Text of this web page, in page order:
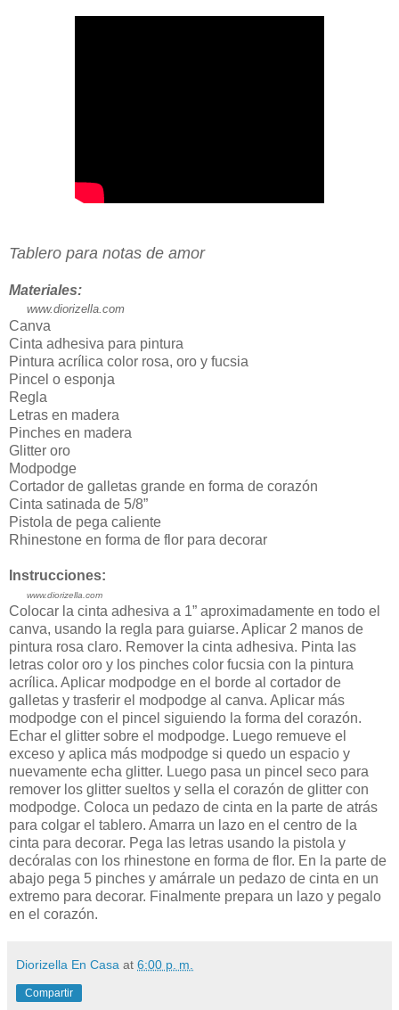
Tablero para notas de amor
Materiales:
www.diorizella.com
Canva
Cinta adhesiva para pintura
Pintura acrílica color rosa, oro y fucsia
Pincel o esponja
Regla
Letras en madera
Pinches en madera
Glitter oro
Modpodge
Cortador de galletas grande en forma de corazón
Cinta satinada de 5/8”
Pistola de pega caliente
Rhinestone en forma de flor para decorar
Instrucciones:
www.diorizella.com
Colocar la cinta adhesiva a 1” aproximadamente en todo el
canva, usando la regla para guiarse. Aplicar 2 manos de
pintura rosa claro. Remover la cinta adhesiva. Pinta las
letras color oro y los pinches color fucsia con la pintura
acrílica. Aplicar modpodge en el borde al cortador de
galletas y trasferir el modpodge al canva. Aplicar más
modpodge con el pincel siguiendo la forma del corazón.
Echar el glitter sobre el modpodge. Luego remueve el
exceso y aplica más modpodge si quedo un espacio y
nuevamente echa glitter. Luego pasa un pincel seco para
remover los glitter sueltos y sella el corazón de glitter con
modpodge. Coloca un pedazo de cinta en la parte de atrás
para colgar el tablero. Amarra un lazo en el centro de la
cinta para decorar. Pega las letras usando la pistola y
decóralas con los rhinestone en forma de flor. En la parte de
abajo pega 5 pinches y amárrale un pedazo de cinta en un
extremo para decorar. Finalmente prepara un lazo y pegalo
en el corazón.
Diorizella En Casa at 6:00 p. m.
Compartir